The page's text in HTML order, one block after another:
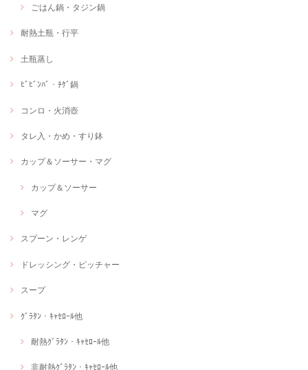
ごはん鍋・タジン鍋
耐熱土瓶・行平
土瓶蒸し
ﾋﾞﾋﾞﾝﾊﾞ・ﾁｹﾞ鍋
コンロ・火消壺
タレ入・かめ・すり鉢
カップ＆ソーサー・マグ
カップ＆ソーサー
マグ
スプーン・レンゲ
ドレッシング・ピッチャー
スープ
ｸﾞﾗﾀﾝ・ｷｬｾﾛｰﾙ他
耐熱ｸﾞﾗﾀﾝ・ｷｬｾﾛｰﾙ他
非耐熱ｸﾞﾗﾀﾝ・ｷｬｾﾛｰﾙ他